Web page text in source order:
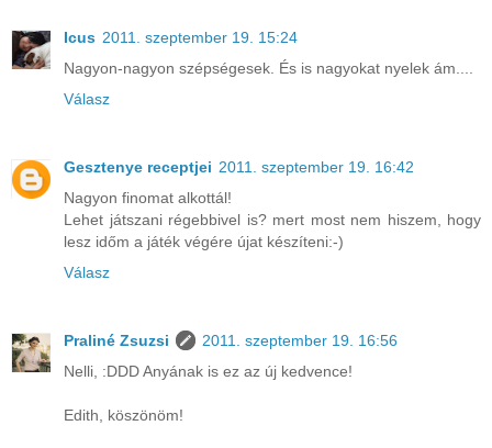
Icus 2011. szeptember 19. 15:24
Nagyon-nagyon szépségesek. És is nagyokat nyelek ám....
Válasz
Gesztenye receptjei 2011. szeptember 19. 16:42
Nagyon finomat alkottál!
Lehet játszani régebbivel is? mert most nem hiszem, hogy
lesz időm a játék végére újat készíteni:-)
Válasz
Praliné Zsuzsi
2011. szeptember 19. 16:56
Nelli, :DDD Anyának is ez az új kedvence!
Edith, köszönöm!